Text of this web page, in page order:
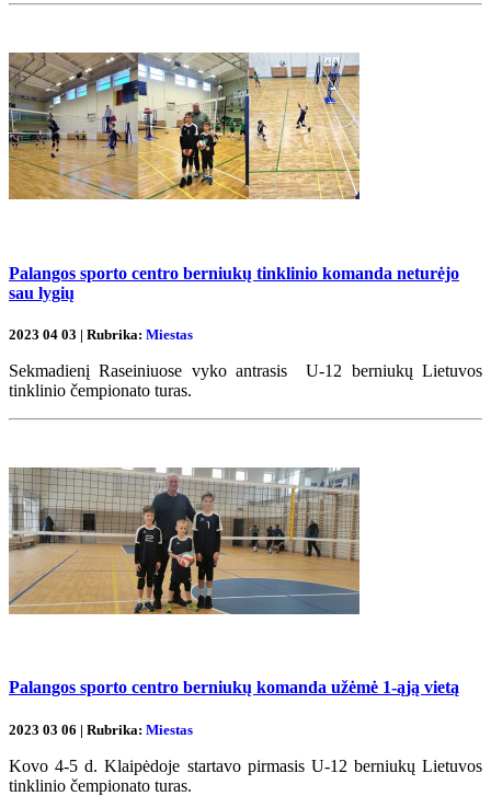
Palangos sporto centro berniukų tinklinio komanda neturėjo
sau lygių
2023 04 03 | Rubrika: Miestas
Sekmadienį Raseiniuose vyko antrasis U-12 berniukų Lietuvos
tinklinio čempionato turas.
Palangos sporto centro berniukų komanda užėmė 1-ąją vietą
2023 03 06 | Rubrika: Miestas
Kovo 4-5 d. Klaipėdoje startavo pirmasis U-12 berniukų Lietuvos
tinklinio čempionato turas.